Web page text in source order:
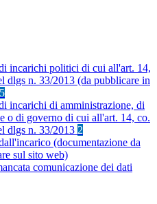
incarichi politici di cui all'art. 14,
dlgs n. 33/2013 (da pubblicare in
5
incarichi di amministrazione, di
o di governo di cui all'art. 14, co.
dlgs n. 33/2013 2
(documentazione da
sul sito web)
comunicazione dei dati